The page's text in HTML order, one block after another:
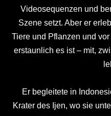
Videosequenzen und
Szene setzt. Aber er
Tiere und Pflanzen und
erstaunlich es ist – mit,
Er begleitete in
Krater des Ijen, wo sie